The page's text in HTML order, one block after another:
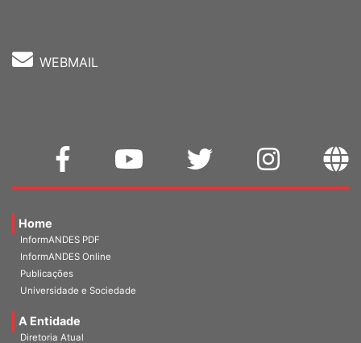
Home
InformANDES PDF
InformANDES Online
Publicações
A Entidade